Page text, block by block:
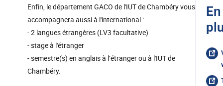
Enfin, le département GACO de l'IUT de Chambéry vous
accompagnera aussi à l'international :
- 2 langues étrangères (LV3 facultative)
- stage à l'étranger
- semestre(s) en anglais à l’étranger ou à l'IUT de
Chambéry.